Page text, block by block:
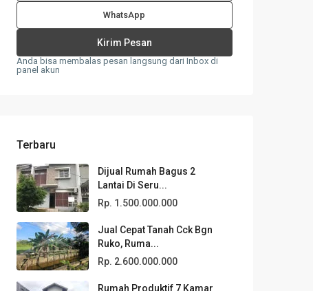
WhatsApp
Anda bisa membalas pesan langsung dari Inbox di
panel akun
Terbaru
Dijual Rumah Bagus 2
Lantai Di Seru...
Rp. 1.500.000.000
Jual Cepat Tanah Cck Bgn
Ruko, Ruma...
Rp. 2.600.000.000
Rumah Produktif 7 Kamar